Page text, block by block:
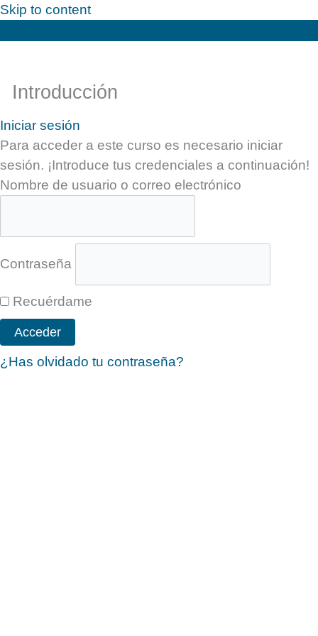
Skip to content
Introducción
Iniciar sesión
Para acceder a este curso es necesario iniciar
sesión. ¡Introduce tus credenciales a continuación!
Nombre de usuario o correo electrónico
Contraseña
Recuérdame
¿Has olvidado tu contraseña?